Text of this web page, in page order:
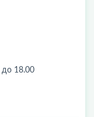
до 18.00